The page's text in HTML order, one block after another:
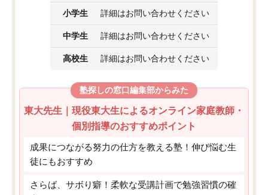
小学生 詳細はお問い合わせください
中学生 詳細はお問い合わせください
高校生 詳細はお問い合わせください
塾探しの窓口編集部からみた
東大先生｜現役東大生によるオンライン家庭教師・
個別指導のおすすめポイント
成果につながる努力の仕方を教える塾！伸び悩む生
徒にもおすすめ
さらば、サボり癖！柔軟な受講計画で勉強習慣の確